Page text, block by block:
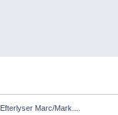
Efterlyser Marc/Mark....